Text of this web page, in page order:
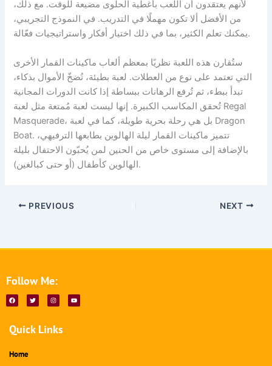
لأنهم يعتقدون أن اللعب بأغطية الحلوى مضيعة للوقت. مع ذلك،
من الأفضل ألا تكون مهملًا في التدريب. في النموذج التجريبي،
يمكنك تعلم الكثير، بما في ذلك اختيار أفكار واستراتيجيات فعّالة.
ستُقارن هذه اللعبة نظريًا بمعظم ألعاب ماكينات القمار الأخرى
التي تعتمد على نوع من العطلات. لعبة بطيئة، تُضخّ الأموال بذكاء،
تبدأ ببطء، ثم تُرفع الرهانات ببساطة إذا كانت الدورات المجانية
تُحقق المكاسب الكبيرة. إنها ليست لعبة مُمتعة مثل لعبة Regal
Masquerade، بل هي رحلة بحرية طويلة، كما في لعبة Dragon
Boat. تتميز ماكينات القمار ليلة الهالوين بطابعها الترفيهي،
بالإضافة إلى مستوى خاص من الحنين لمن يُحبّون الاحتفال بليلة
الهالوين كأطفال (أو حتى كبالغين).
PREVIOUS NEXT
Follow Me:
F
a
c
o
o
T
w
i
e
r
I
n
s
g
r
Y
o
u
Quick Links
Home